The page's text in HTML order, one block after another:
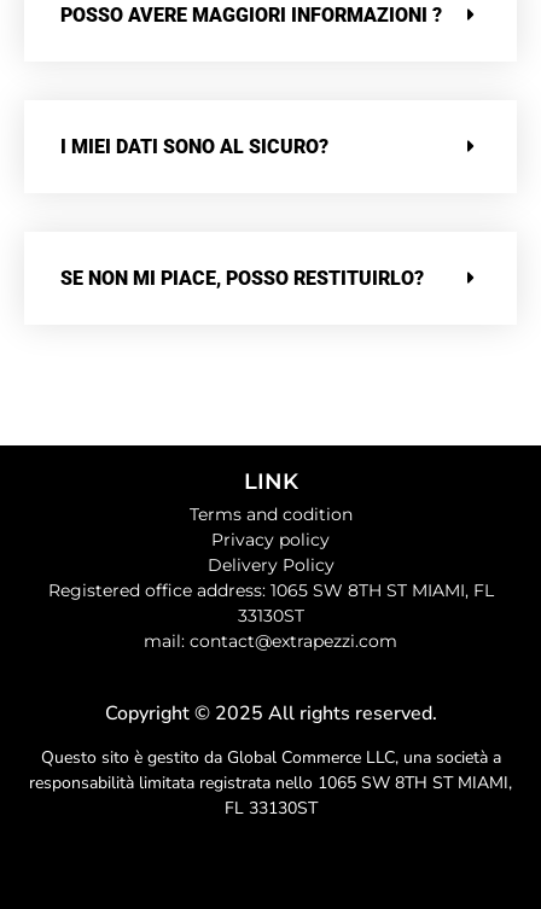
POSSO AVERE MAGGIORI INFORMAZIONI ?
I MIEI DATI SONO AL SICURO?
SE NON MI PIACE, POSSO RESTITUIRLO?
LINK
Terms and codition
Privacy policy
Delivery Policy
Registered office address: 1065 SW 8TH ST MIAMI, FL
33130ST
mail: contact@extrapezzi.com
Copyright © 2025 All rights reserved.
Questo sito è gestito da Global Commerce LLC, una società a
responsabilità limitata registrata nello 1065 SW 8TH ST MIAMI,
FL 33130ST